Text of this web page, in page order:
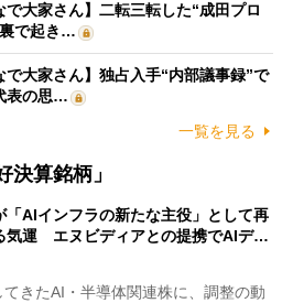
で大家さん】二転三転した“成田プロ
で起き…
で大家さん】独占入手“内部議事録”で
表の思…
一覧を見る
決算銘柄」
「AIインフラの新たな主役」として再
気運 エヌビディアとの提携でAIデ…
きたAI・半導体関連株に、調整の動